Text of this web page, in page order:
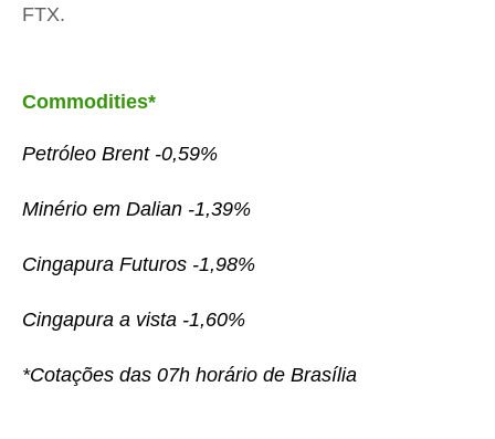
FTX.
Commodities*
Petróleo Brent -0,59%
Minério em Dalian -1,39%
Cingapura Futuros -1,98%
Cingapura a vista -1,60%
*Cotações das 07h horário de Brasília